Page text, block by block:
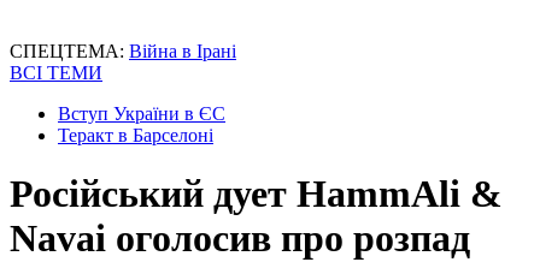
СПЕЦТЕМА: Війна в Ірані
ВСІ ТЕМИ
Вступ України в ЄС
Теракт в Барселоні
Російський дует HammAli &
Navai оголосив про розпад